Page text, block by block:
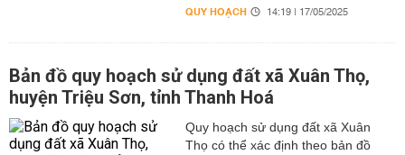
QUY HOẠCH 14:19 | 17/05/2025
Bản đồ quy hoạch sử dụng đất xã Xuân Thọ,
huyện Triệu Sơn, tỉnh Thanh Hoá
Quy hoạch sử dụng đất xã Xuân
Thọ có thể xác định theo bản đồ